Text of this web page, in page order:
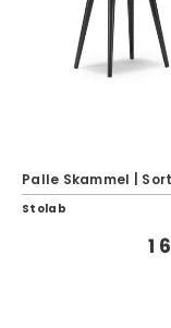
Palle Skammel |
Stolab
1